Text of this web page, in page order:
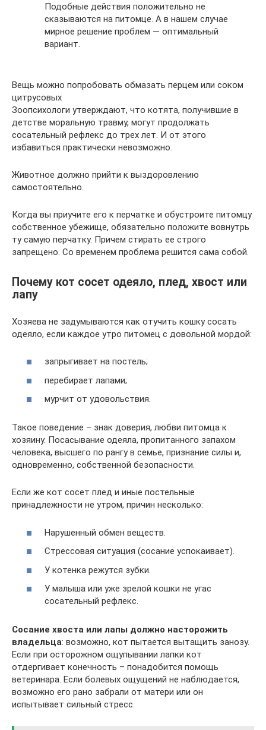
Подобные действия положительно не
сказываются на питомце. А в нашем случае
мирное решение проблем — оптимальный
вариант.
Вещь можно попробовать обмазать перцем или соком
цитрусовых
Зоопсихологи утверждают, что котята, получившие в
детстве моральную травму, могут продолжать
сосательный рефлекс до трех лет. И от этого
избавиться практически невозможно.
Животное должно прийти к выздоровлению
самостоятельно.
Когда вы приучите его к перчатке и обустроите питомцу
собственное убежище, обязательно положите вовнутрь
ту самую перчатку. Причем стирать ее строго
запрещено. Со временем проблема решится сама собой.
Почему кот сосет одеяло, плед, хвост или
лапу
Хозяева не задумываются как отучить кошку сосать
одеяло, если каждое утро питомец с довольной мордой:
запрыгивает на постель;
перебирает лапами;
мурчит от удовольствия.
Такое поведение – знак доверия, любви питомца к
хозяину. Посасывание одеяла, пропитанного запахом
человека, высшего по рангу в семье, признание силы и,
одновременно, собственной безопасности.
Если же кот сосет плед и иные постельные
принадлежности не утром, причин несколько:
Нарушенный обмен веществ.
Стрессовая ситуация (сосание успокаивает).
У котенка режутся зубки.
У малыша или уже зрелой кошки не угас
сосательный рефлекс.
Сосание хвоста или лапы должно насторожить
владельца: возможно, кот пытается вытащить занозу.
Если при осторожном ощупывании лапки кот
отдергивает конечность – понадобится помощь
ветеринара. Если болевых ощущений не наблюдается,
возможно его рано забрали от матери или он
испытывает сильный стресс.